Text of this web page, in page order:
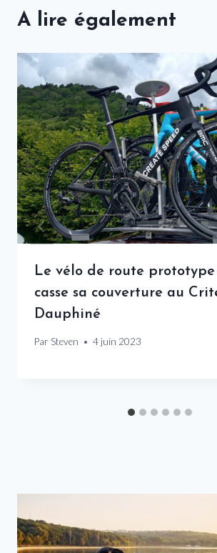
A lire également
Le vélo de route prototype
casse sa couverture au
Dauphiné
Par Steven 4 juin 2023